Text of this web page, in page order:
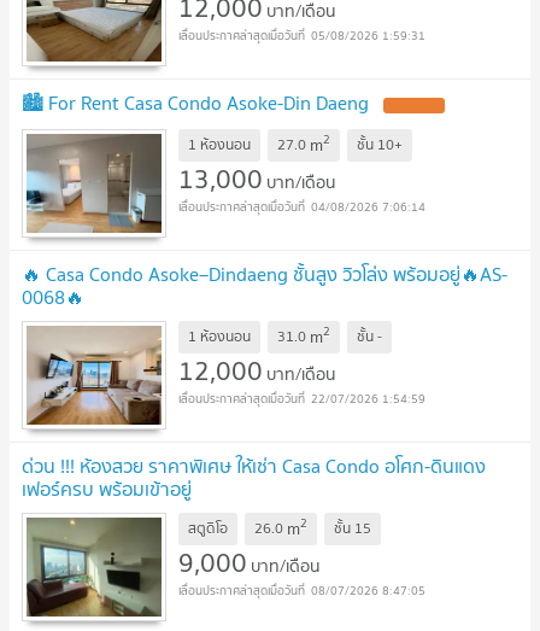
บาท/เดือน
05/08/2026 1:59:31
🏙️ For Rent Casa Condo Asoke-Din Daeng
1 ห้องนอน 27.0 m2 ชั้น 10+
13,000 บาท/เดือน
04/08/2026 7:06:14
🔥 Casa Condo Asoke–Dindaeng ชั้นสูง วิวโล่ง พร้อมอยู่🔥AS-
0068🔥
1 ห้องนอน 31.0 m2 ชั้น-
12,000 บาท/เดือน
22/07/2026 1:54:59
ด่วน !!! ห้องสวย ราคาพิเศษ ให้เช่า Casa Condo อโศก-ดินแดง
เฟอร์ครบ พร้อมเข้าอยู่
สตูดิโอ 26.0 m2 ชั้น 15
9,000 บาท/เดือน
08/07/2026 8:47:05